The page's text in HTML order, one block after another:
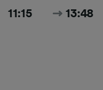
11:15 13:48